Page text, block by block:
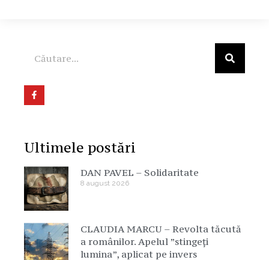
Ultimele postări
DAN PAVEL – Solidaritate
8 august 2026
CLAUDIA MARCU – Revolta tăcută
a românilor. Apelul ”stingeți
lumina”, aplicat pe invers